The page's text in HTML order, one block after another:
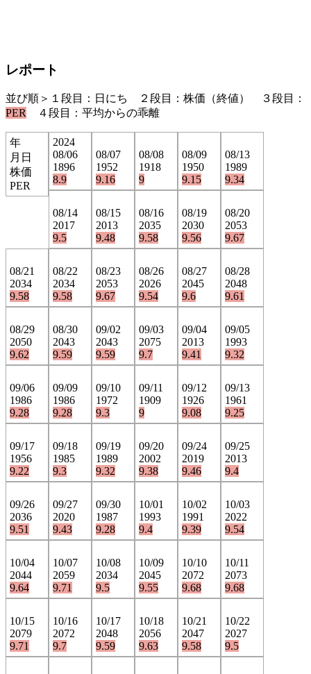
レポート
並び順＞１段目：日にち ２段目：株価（終値） ３段目：
PER
４段目：平均からの乖離
年
月日
株価
PER
2024
08/06
1896
8.9
08/07
1952
9.16
08/08
1918
9
08/09
1950
9.15
08/13
1989
9.34
08/14
2017
9.5
08/15
2013
9.48
08/16
2035
9.58
08/19
2030
9.56
08/20
2053
9.67
08/21
2034
9.58
08/22
2034
9.58
08/23
2053
9.67
08/26
2026
9.54
08/27
2045
9.6
08/28
2048
9.61
08/29
2050
9.62
08/30
2043
9.59
09/02
2043
9.59
09/03
2075
9.7
09/04
2013
9.41
09/05
1993
9.32
09/06
1986
9.28
09/09
1986
9.28
09/10
1972
9.3
09/11
1909
9
09/12
1926
9.08
09/13
1961
9.25
09/17
1956
9.22
09/18
1985
9.3
09/19
1989
9.32
09/20
2002
9.38
09/24
2019
9.46
09/25
2013
9.4
09/26
2036
9.51
09/27
2020
9.43
09/30
1987
9.28
10/01
1993
9.4
10/02
1991
9.39
10/03
2022
9.54
10/04
2044
9.64
10/07
2059
9.71
10/08
2034
9.5
10/09
2045
9.55
10/10
2072
9.68
10/11
2073
9.68
10/15
2079
9.71
10/16
2072
9.7
10/17
2048
9.59
10/18
2056
9.63
10/21
2047
9.58
10/22
2027
9.5